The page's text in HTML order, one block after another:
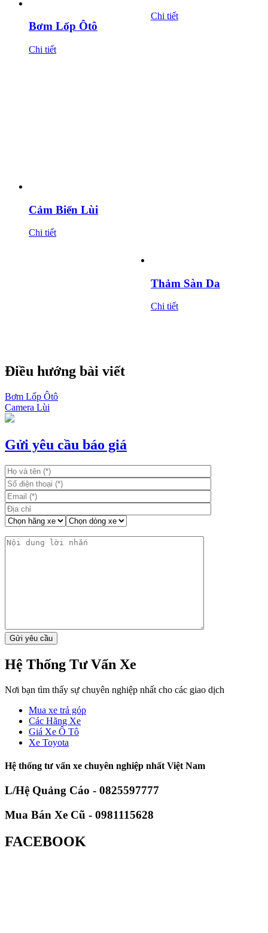
Bơm Lốp Ôtô
Chi tiết
Chi tiết
Cảm Biến Lùi
Chi tiết
Thảm Sàn Da
Chi tiết
Điều hướng bài viết
Bơm Lốp Ôtô
Camera Lùi
Gửi yêu cầu báo giá
Hệ Thống Tư Vấn Xe
Nơi bạn tìm thấy sự chuyên nghiệp nhất cho các giao dịch
Mua xe trả góp
Các Hãng Xe
Giá Xe Ô Tô
Xe Toyota
Hệ thống tư vấn xe chuyên nghiệp nhất Việt Nam
L/Hệ Quảng Cáo - 0825597777
Mua Bán Xe Cũ - 0981115628
FACEBOOK